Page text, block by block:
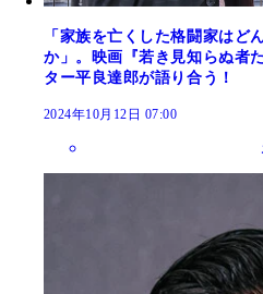
「家族を亡くした格闘家はど
か」。映画『若き見知らぬ者
ター平良達郎が語り合う！
2024年10月12日 07:00